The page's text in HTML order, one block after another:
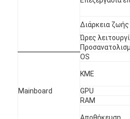
Επίδειξη παραθύρων LCD
Υπαίθρια επίδειξη LCD
Διάρκεια ζωής
Ώρες
Mainboard
OS
ΚΜΕ
GPU
RAM